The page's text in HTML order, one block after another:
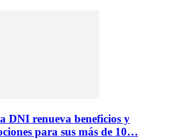
DNI renueva beneficios y
para sus más de 10…